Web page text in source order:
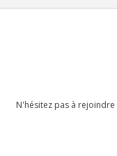
N'hésitez pas à